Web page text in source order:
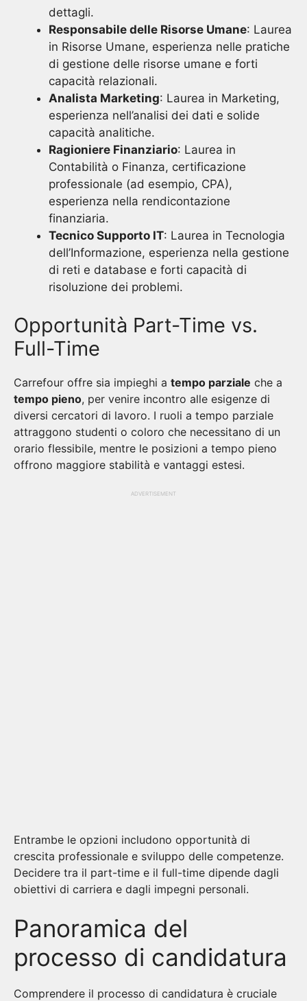
dettagli.
Responsabile delle Risorse Umane: Laurea
in Risorse Umane, esperienza nelle pratiche
di gestione delle risorse umane e forti
capacità relazionali.
Analista Marketing: Laurea in Marketing,
esperienza nell’analisi dei dati e solide
capacità analitiche.
Ragioniere Finanziario: Laurea in
Contabilità o Finanza, certificazione
professionale (ad esempio, CPA),
esperienza nella rendicontazione
finanziaria.
Tecnico Supporto IT: Laurea in Tecnologia
dell’Informazione, esperienza nella gestione
di reti e database e forti capacità di
risoluzione dei problemi.
Opportunità Part-Time vs.
Full-Time
Carrefour offre sia impieghi a tempo parziale che a
tempo pieno, per venire incontro alle esigenze di
diversi cercatori di lavoro. I ruoli a tempo parziale
attraggono studenti o coloro che necessitano di un
orario flessibile, mentre le posizioni a tempo pieno
offrono maggiore stabilità e vantaggi estesi.
ADVERTISEMENT
Entrambe le opzioni includono opportunità di
crescita professionale e sviluppo delle competenze.
Decidere tra il part-time e il full-time dipende dagli
obiettivi di carriera e dagli impegni personali.
Panoramica del
processo di candidatura
Comprendere il processo di candidatura è cruciale